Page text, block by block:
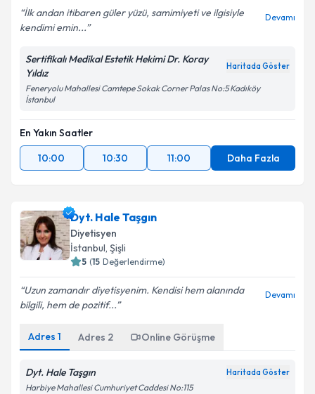
İlk andan itibaren güler yüzü, samimiyeti ve ilgisiyle
kendimi emin...
Devamı
Sertifikalı Medikal Estetik Hekimi Dr. Koray
Yıldız
Haritada Göster
Feneryolu Mahallesi Camtepe Sokak Corner Palas No:5 Kadıköy
İstanbul
En Yakın Saatler
10:00
10:30 11:00 Daha Fazla
Dyt. Hale Taşgın
Diyetisyen
İstanbul, Şişli
5 (15 Değerlendirme)
Uzun zamandır diyetisyenim. Kendisi hem alanında
bilgili, hem de pozitif...
Devamı
Adres 1 Adres 2 Online Görüşme
Dyt. Hale Taşgın Haritada Göster
Harbiye Mahallesi Cumhuriyet Caddesi No:115